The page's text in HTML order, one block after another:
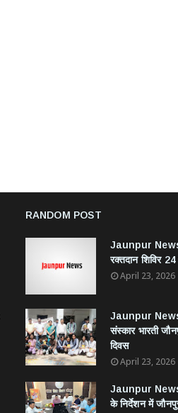
RANDOM POST
Jaunpur News
रक्तदान शिविर
April 23, 2026
Jaunpur News
संस्कार भारती
दिवस
April 23, 2026
Jaunpur News
के निर्देशन में